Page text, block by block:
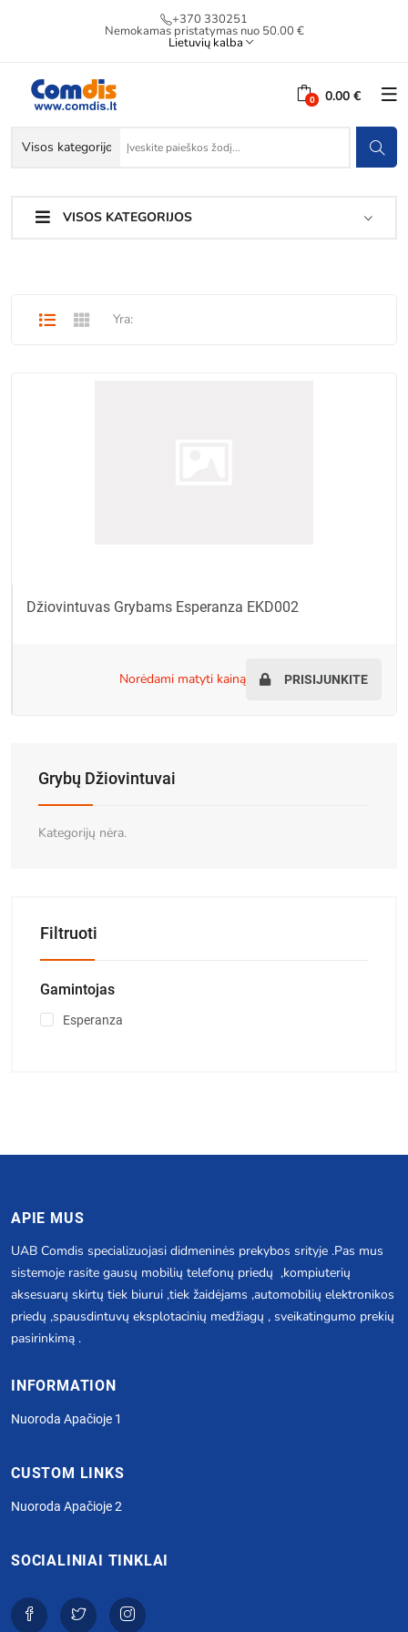
+370 330251
Nemokamas pristatymas nuo 50.00 €
Lietuvių kalba
0.00 €
VISOS KATEGORIJOS
Yra:
Džiovintuvas Grybams Esperanza EKD002
norėdami matyti kainą PRISIJUNKITE
Grybų Džiovintuvai
Kategorijų nėra.
Filtruoti
Gamintojas
Esperanza
APIE MUS
UAB Comdis specializuojasi didmeninės prekybos srityje .Pas mus
sistemoje rasite gausų mobilių telefonų priedų ,kompiuterių
aksesuarų skirtų tiek biurui ,tiek žaidėjams ,automobilių elektronikos
priedų ,spausdintuvų eksplotacinių medžiagų , sveikatingumo prekių
pasirinkimą .
INFORMATION
Nuoroda Apačioje 1
CUSTOM LINKS
Nuoroda Apačioje 2
SOCIALINIAI TINKLAI